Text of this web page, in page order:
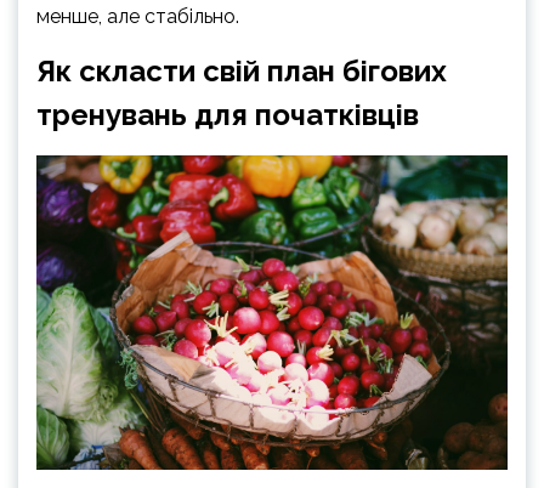
менше, але стабільно.
Як скласти свій план бігових
тренувань для початківців